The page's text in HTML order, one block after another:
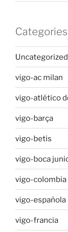
Categories
Uncategorized
vigo-ac milan
vigo-atlético
vigo-barça
vigo-betis
vigo-boca
vigo-colombia
vigo-española
vigo-francia